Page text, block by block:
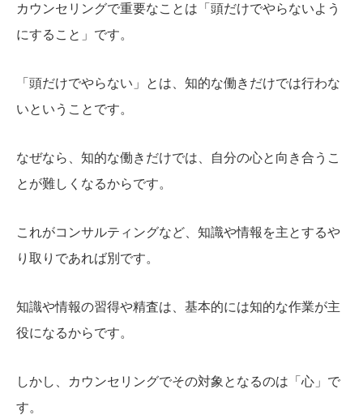
カウンセリングで重要なことは「頭だけでやらないよう
にすること」です。
「頭だけでやらない」とは、知的な働きだけでは行わな
いということです。
なぜなら、知的な働きだけでは、自分の心と向き合うこ
とが難しくなるからです。
これがコンサルティングなど、知識や情報を主とするや
り取りであれば別です。
知識や情報の習得や精査は、基本的には知的な作業が主
役になるからです。
しかし、カウンセリングでその対象となるのは「心」で
す。